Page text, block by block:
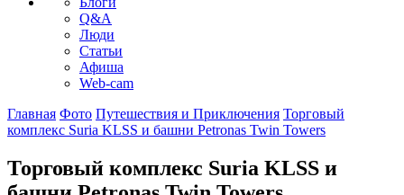
Q&A
Люди
Статьи
Афиша
Web-cam
Главная Фото Путешествия и Приключения Торговый
комплекс Suria KLSS и башни Petronas Twin Towers
Торговый комплекс Suria KLSS и